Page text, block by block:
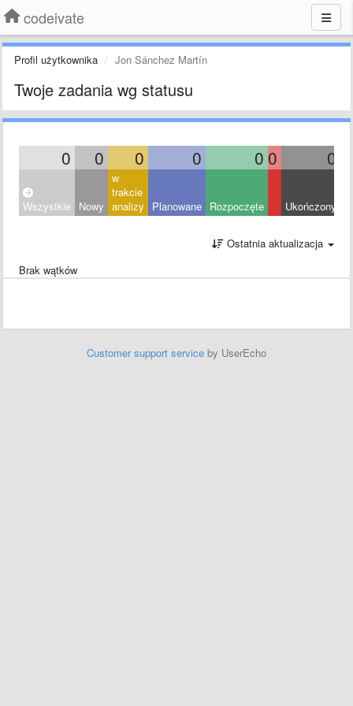
codeivate
Profil użytkownika Jon Sánchez Martín
Twoje zadania wg statusu
0 0 0 0 0 0 0
Wszystkie Nowy
w
trakcie
analizy
Planowane Rozpoczęte Ukończony
Ostatnia aktualizacja
Brak wątków
Customer support service by UserEcho